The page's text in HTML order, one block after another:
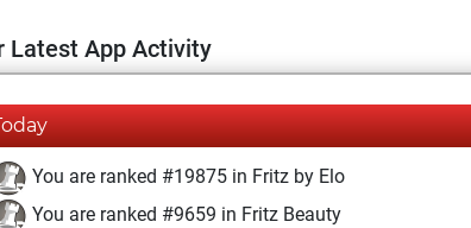
Latest App Activity
You are ranked #19875 in Fritz by Elo
You are ranked #9659 in Fritz Beauty